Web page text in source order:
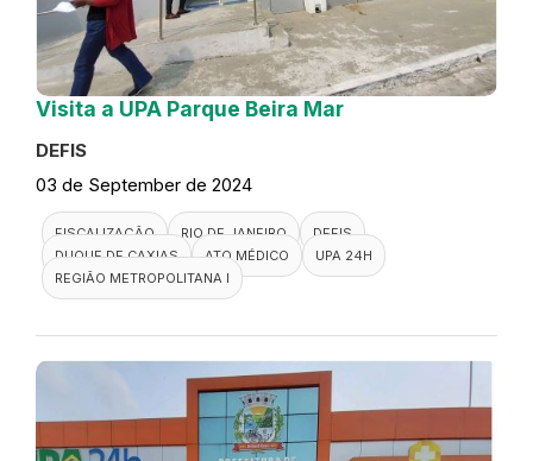
Visita a UPA Parque Beira Mar
DEFIS
03 de September de 2024
FISCALIZAÇÃO RIO DE JANEIRO
DEFIS
DUQUE DE CAXIAS
ATO MÉDICO
UPA 24H
REGIÃO METROPOLITANA I